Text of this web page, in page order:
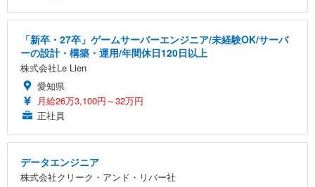
「新卒・27卒」ゲームサーバーエンジニア/未経験OK/サーバ
ーの設計・構築・運用/年間休日120日以上
株式会社Le Lien
愛知県
月給26万3,100円～32万円
正社員
データエンジニア
株式会社クリーク・アンド・リバー社